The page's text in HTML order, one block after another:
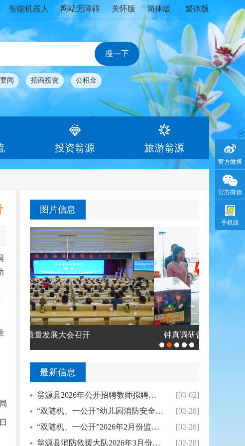
官方微博
官方微信
手机版
智能机器人 网站无障碍 关怀版 简体版 繁体版
闻 招商投资 公积金
投资翁源 旅游翁源
图片信息
钟真调研督导值班值守、森林防灭火、烟...
最新信息
翁源县2026年公开招聘教师拟聘用人员公示（...
[03-02]
“双随机、一公开”幼儿园消防安全专项整治2月...
[02-28]
“双随机、一公开”2026年2月份监督抽查结...
[02-28]
翁源县消防救援大队2026年3月份县级“双随...
[02-28]